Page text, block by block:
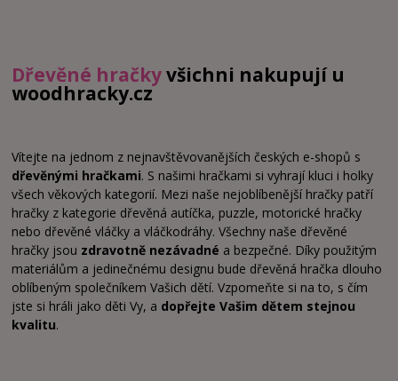
Dřevěné hračkyvšichni nakupují u
woodhracky.cz
Vítejte na jednom z nejnavštěvovanějších českých e-shopů s
dřevěnými hračkami. S našimi hračkami si vyhrají kluci i holky
všech věkových kategorií. Mezi naše nejoblíbenější hračky patří
hračky z kategorie dřevěná autíčka, puzzle, motorické hračky
nebo dřevěné vláčky a vláčkodráhy. Všechny naše dřevěné
hračky jsou zdravotně nezávadné a bezpečné. Díky použitým
materiálům a jedinečnému designu bude dřevěná hračka dlouho
oblíbeným společníkem Vašich dětí. Vzpomeňte si na to, s čím
jste si hráli jako děti Vy, a dopřejte Vašim dětem stejnou
kvalitu.